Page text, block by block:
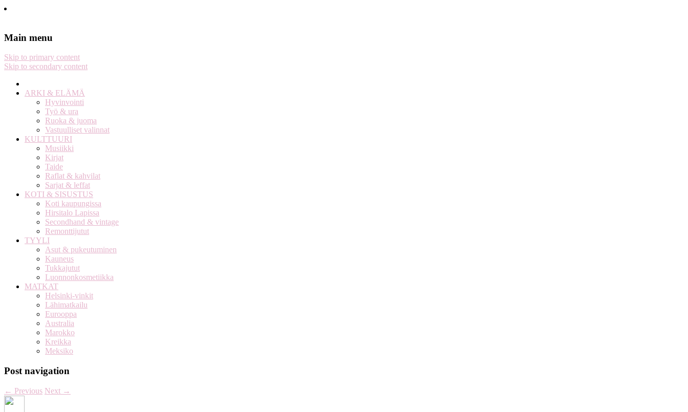
Notes on a life
Main menu
Skip to primary content
Skip to secondary content
ARKI & ELÄMÄ
Hyvinvointi
Työ & ura
Ruoka & juoma
Vastuulliset valinnat
KULTTUURI
Musiikki
Kirjat
Taide
Raflat & kahvilat
Sarjat & leffat
KOTI & SISUSTUS
Koti kaupungissa
Hirsitalo Lapissa
Secondhand & vintage
Remonttijutut
TYYLI
Asut & pukeutuminen
Kauneus
Tukkajutut
Luonnonkosmetiikka
MATKAT
Helsinki-vinkit
Lähimatkailu
Eurooppa
Australia
Marokko
Kreikka
Meksiko
Post navigation
← Previous Next →